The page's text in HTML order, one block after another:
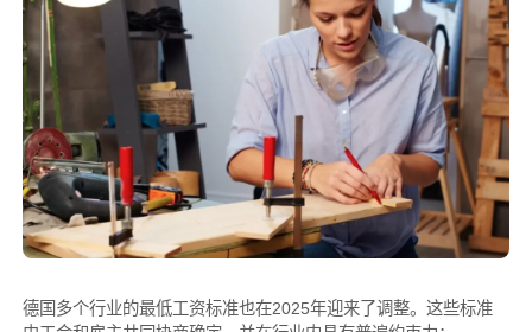
德国多个行业的最低工资标准也在2025年迎来了调整。这些标准